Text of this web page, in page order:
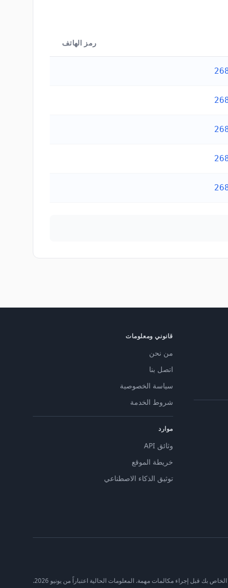
رمز الهاتف
قانوني ومعلومات
من نحن
اتصل بنا
سياسة الخصوصية
شروط الخدمة
موارد
وثائق API
خريطة الموقع
توثيق الذكاء الاصطناعي
بك قبل إجراء مكالمات مهمة. المعلومات الحالية اعتباراً من يونيو 2026.